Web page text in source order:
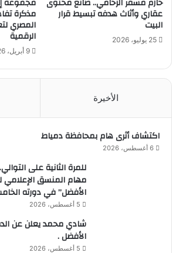
عقاري وأثاث هدفه تبسيط قرار
البيت
25 يوليو، 2026
مذكرة
المصري
الرقمية
9 أبريل، 2026
الأخيرة
اكتشاف أثرى هام بمحافظة دمياط
6 أغسطس، 2026
للمرة الثانية على
مهام المنسق الإعلامي
الأفضل” في دورته
5 أغسطس، 2026
شادي محمد يعلن عن
الأفضل .
5 أغسطس، 2026